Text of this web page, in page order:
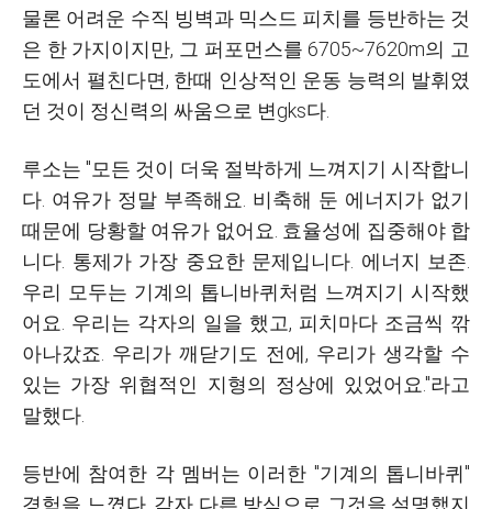
물론 어려운 수직 빙벽과 믹스드 피치를 등반하는 것
은 한 가지이지만, 그 퍼포먼스를 6705~7620m의 고
도에서 펼친다면, 한때 인상적인 운동 능력의 발휘였
던 것이 정신력의 싸움으로 변gks다.
루소는 "모든 것이 더욱 절박하게 느껴지기 시작합니
다. 여유가 정말 부족해요. 비축해 둔 에너지가 없기
때문에 당황할 여유가 없어요. 효율성에 집중해야 합
니다. 통제가 가장 중요한 문제입니다. 에너지 보존.
우리 모두는 기계의 톱니바퀴처럼 느껴지기 시작했
어요. 우리는 각자의 일을 했고, 피치마다 조금씩 깎
아나갔죠. 우리가 깨닫기도 전에, 우리가 생각할 수
있는 가장 위협적인 지형의 정상에 있었어요."라고
말했다.
등반에 참여한 각 멤버는 이러한 "기계의 톱니바퀴"
경험을 느꼈다. 각자 다른 방식으로 그것을 설명했지